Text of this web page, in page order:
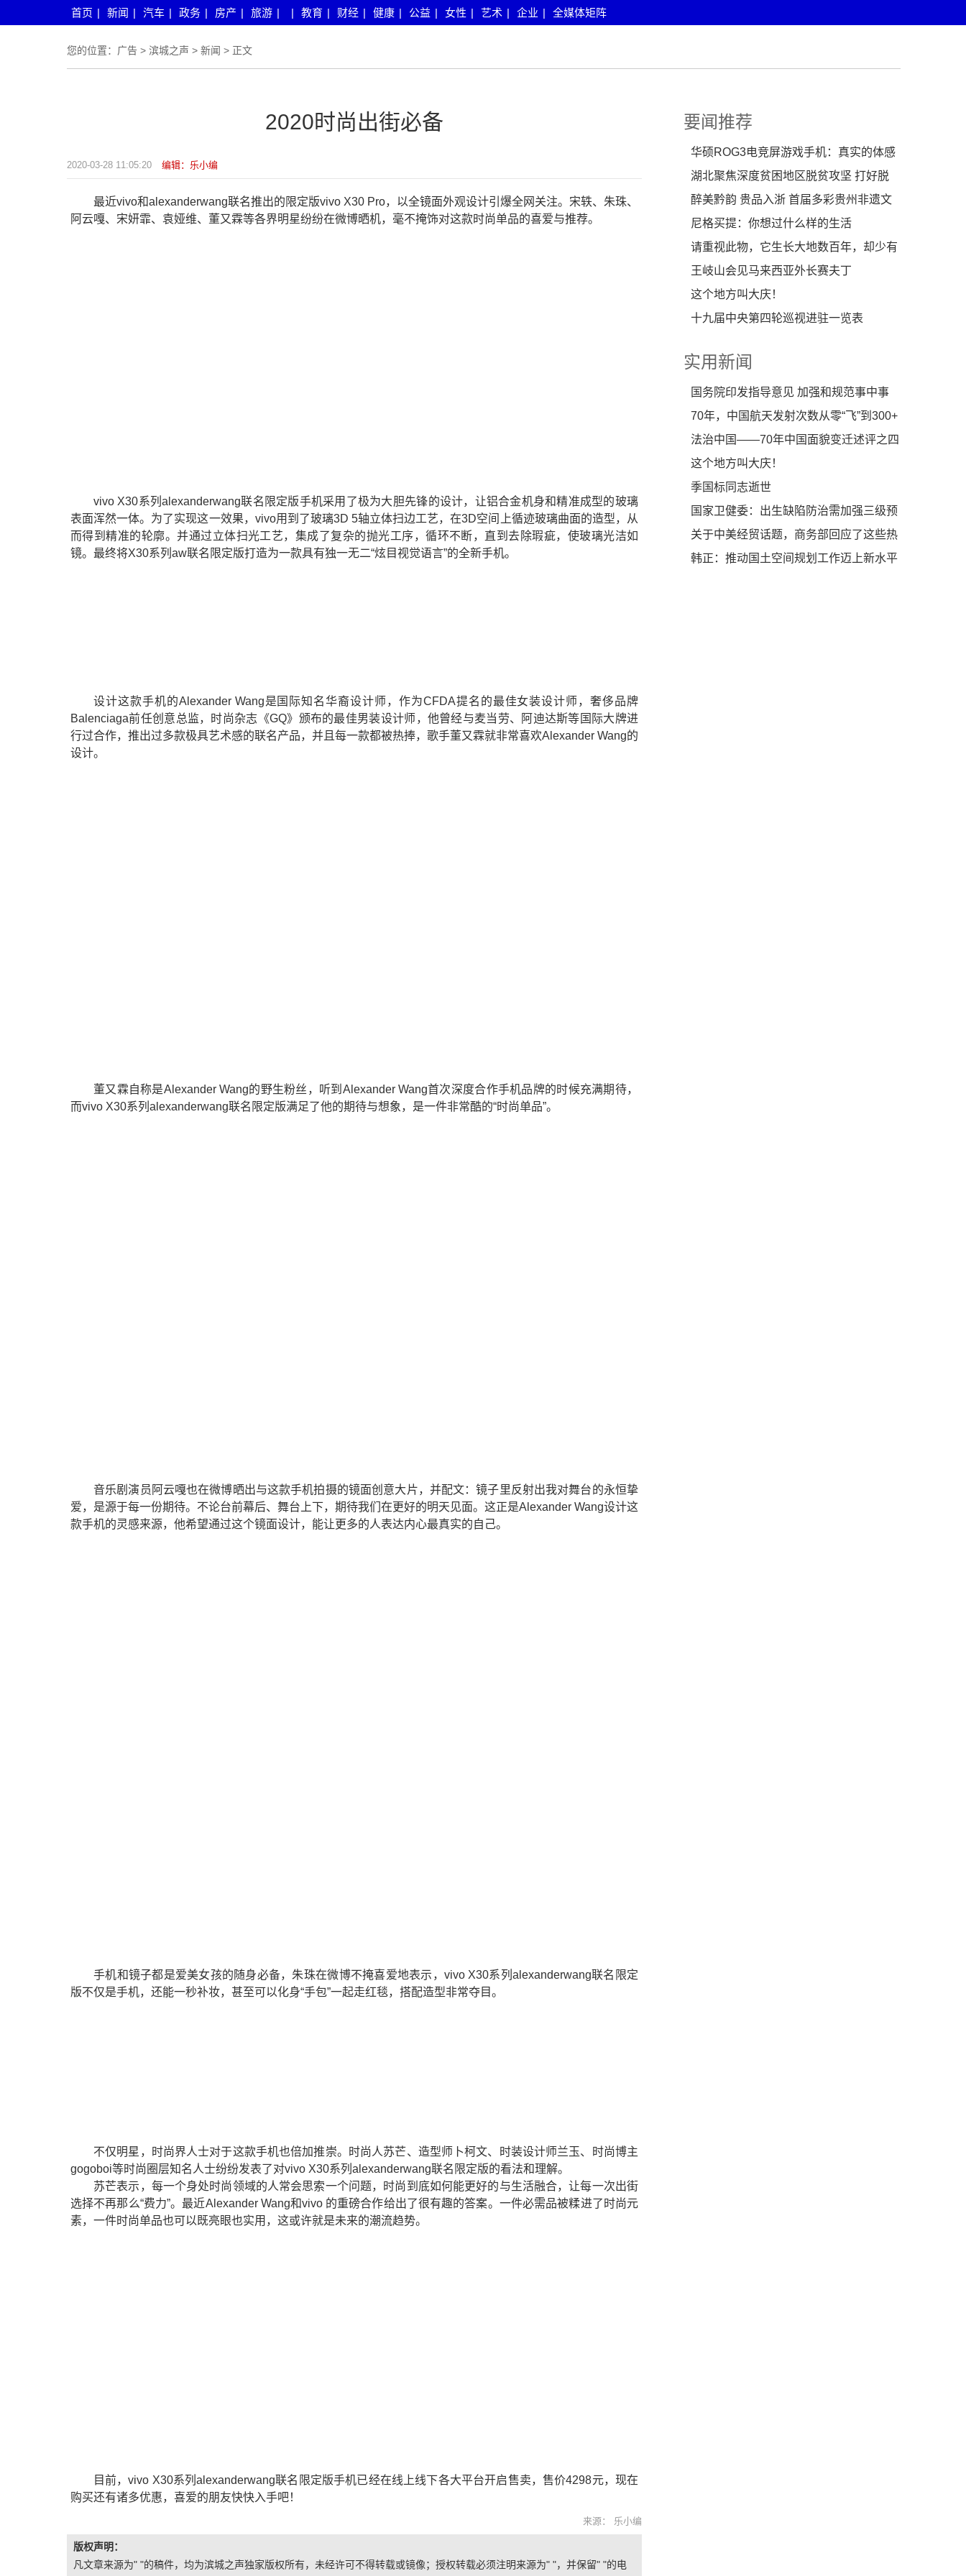
首页 | 新闻 | 汽车 | 政务 | 房产 | 旅游 | | 教育 | 财经 | 健康 | 公益 | 女性 | 艺术 | 企业 | 全媒体矩阵
您的位置： 广告 > 滨城之声 > 新闻 > 正文
2020时尚出街必备
2020-03-28 11:05:20 编辑：乐小编
最近vivo和alexanderwang联名推出的限定版vivo X30 Pro，以全镜面外观设计引爆全网关注。宋轶、朱珠、
阿云嘎、宋妍霏、袁娅维、董又霖等各界明星纷纷在微博晒机，毫不掩饰对这款时尚单品的喜爱与推荐。
vivo X30系列alexanderwang联名限定版手机采用了极为大胆先锋的设计，让铝合金机身和精准成型的玻璃
表面浑然一体。为了实现这一效果，vivo用到了玻璃3D 5轴立体扫边工艺，在3D空间上循迹玻璃曲面的造型，从
而得到精准的轮廓。并通过立体扫光工艺，集成了复杂的抛光工序，循环不断，直到去除瑕疵，使玻璃光洁如
镜。最终将X30系列aw联名限定版打造为一款具有独一无二“炫目视觉语言”的全新手机。
设计这款手机的Alexander Wang是国际知名华裔设计师，作为CFDA提名的最佳女装设计师，奢侈品牌
Balenciaga前任创意总监，时尚杂志《GQ》颁布的最佳男装设计师，他曾经与麦当劳、阿迪达斯等国际大牌进
行过合作，推出过多款极具艺术感的联名产品，并且每一款都被热捧，歌手董又霖就非常喜欢Alexander Wang的
设计。
董又霖自称是Alexander Wang的野生粉丝，听到Alexander Wang首次深度合作手机品牌的时候充满期待，
而vivo X30系列alexanderwang联名限定版满足了他的期待与想象，是一件非常酷的“时尚单品”。
音乐剧演员阿云嘎也在微博晒出与这款手机拍摄的镜面创意大片，并配文：镜子里反射出我对舞台的永恒挚
爱，是源于每一份期待。不论台前幕后、舞台上下，期待我们在更好的明天见面。这正是Alexander Wang设计这
款手机的灵感来源，他希望通过这个镜面设计，能让更多的人表达内心最真实的自己。
手机和镜子都是爱美女孩的随身必备，朱珠在微博不掩喜爱地表示，vivo X30系列alexanderwang联名限定
版不仅是手机，还能一秒补妆，甚至可以化身“手包”一起走红毯，搭配造型非常夺目。
不仅明星，时尚界人士对于这款手机也倍加推崇。时尚人苏芒、造型师卜柯文、时装设计师兰玉、时尚博主
gogoboi等时尚圈层知名人士纷纷发表了对vivo X30系列alexanderwang联名限定版的看法和理解。
苏芒表示，每一个身处时尚领域的人常会思索一个问题，时尚到底如何能更好的与生活融合，让每一次出街
选择不再那么“费力”。最近Alexander Wang和vivo 的重磅合作给出了很有趣的答案。一件必需品被糅进了时尚元
素，一件时尚单品也可以既亮眼也实用，这或许就是未来的潮流趋势。
目前，vivo X30系列alexanderwang联名限定版手机已经在线上线下各大平台开启售卖，售价4298元，现在
购买还有诸多优惠，喜爱的朋友快快入手吧！
来源： 乐小编
版权声明：
凡文章来源为" "的稿件，均为滨城之声独家版权所有，未经许可不得转载或镜像；授权转载必须注明来源为" "，并保留" "的电
要闻推荐
华硕ROG3电竞屏游戏手机：真实的体感
操控让你爽到咋舌
湖北聚焦深度贫困地区脱贫攻坚 打好脱
贫“组合拳”
醉美黔韵 贵品入浙 首届多彩贵州非遗文
化-贵品博览会
尼格买提：你想过什么样的生活
请重视此物，它生长大地数百年，却少有
人知道价值，真
王岐山会见马来西亚外长赛夫丁
这个地方叫大庆！
十九届中央第四轮巡视进驻一览表
实用新闻
国务院印发指导意见 加强和规范事中事
后监管
70年，中国航天发射次数从零“飞”到300+
法治中国——70年中国面貌变迁述评之四
这个地方叫大庆！
季国标同志逝世
国家卫健委：出生缺陷防治需加强三级预
防
关于中美经贸话题，商务部回应了这些热
点
韩正：推动国土空间规划工作迈上新水平